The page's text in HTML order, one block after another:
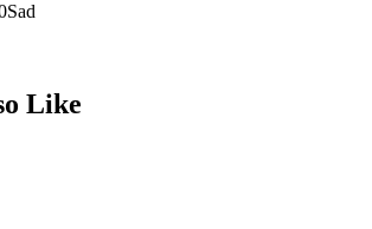
Sad
Like